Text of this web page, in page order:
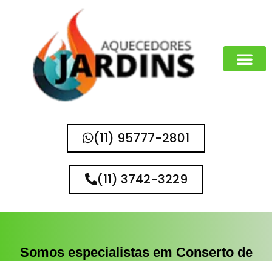
(11) 95777-2801
(11) 3742-3229
Somos especialistas em Conserto de